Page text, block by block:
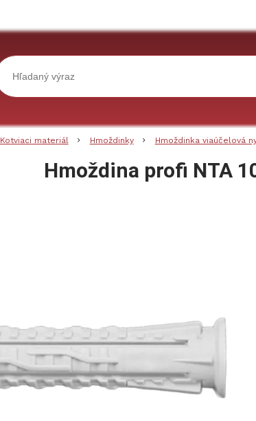
Kotviaci materiál Hmoždinky Hmoždinka viaúčelová
Hmoždina profi NTA